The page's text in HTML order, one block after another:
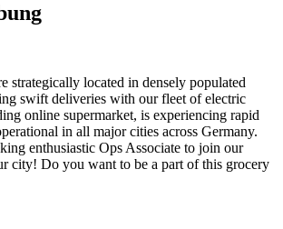
strategically located in densely populated
swift deliveries with our fleet of electric
online supermarket, is experiencing rapid
in all major cities across Germany.
enthusiastic Ops Associate to join our
city! Do you want to be a part of this grocery